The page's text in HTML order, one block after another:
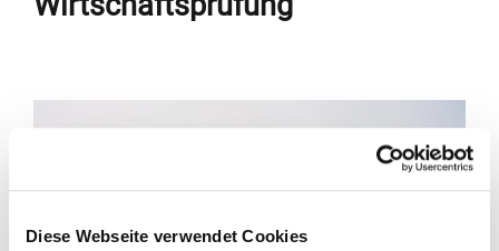
Diese Webseite verwendet Cookies